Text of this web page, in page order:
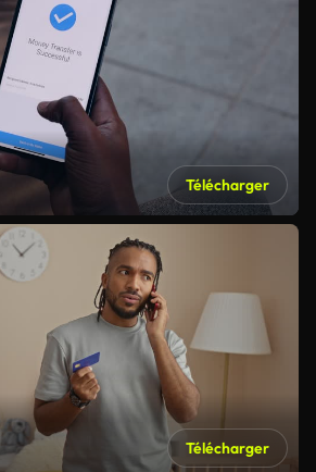
Télécharger
Télécharger